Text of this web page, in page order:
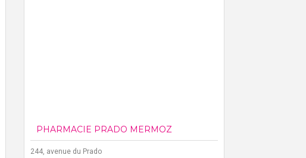
PHARMACIE PRADO MERMOZ
244, avenue du Prado